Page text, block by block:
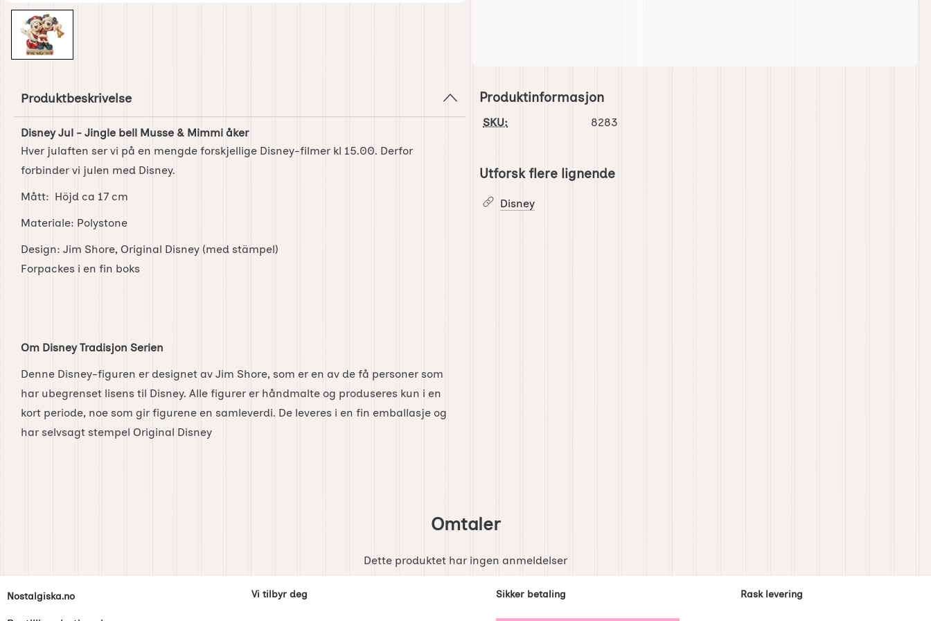
Produktbeskrivelse
Disney Jul - Jingle bell Musse & Mimmi åker
Hver julaften ser vi på en mengde forskjellige Disney-filmer kl 15.00. Derfor
forbinder vi julen med Disney.
Mått: Höjd ca 17 cm
Materiale: Polystone
Design: Jim Shore, Original Disney (med stämpel)
Forpackes i en fin boks
Om Disney Tradisjon Serien
Denne Disney-figuren er designet av Jim Shore, som er en av de få personer som
har ubegrenset lisens til Disney. Alle figurer er håndmalte og produseres kun i en
kort periode, noe som gir figurene en samleverdi. De leveres i en fin emballasje og
har selvsagt stempel Original Disney
Produktinformasjon
SKU: 8283
Utforsk flere lignende
Disney
Omtaler
Dette produktet har ingen anmeldelser
Footer-innhold Blandet informasjon og lenker
Nostalgiska.no Vi tilbyr deg Sikker betaling Rask levering